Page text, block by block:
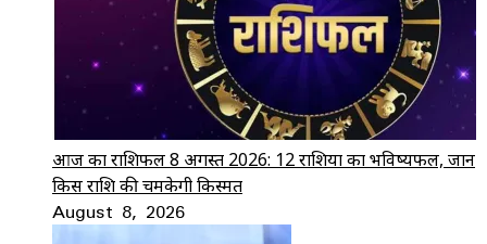
आज का राशिफल 8 अगस्त 2026: 12 राशियों का भविष्यफल, जानें
किस राशि की चमकेगी किस्मत
August 8, 2026